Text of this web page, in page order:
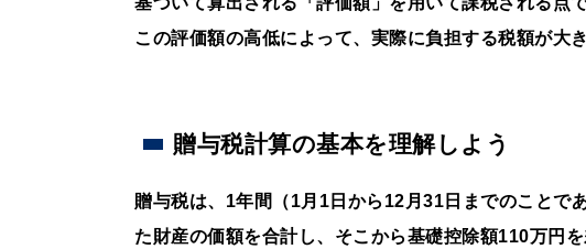
この評価額の高低によって、実際に負担する税額が大
贈与税計算の基本を理解しよう
贈与税は、1年間（1月1日から12月31日までのことで
た財産の価額を合計し、そこから基礎控除額110万円